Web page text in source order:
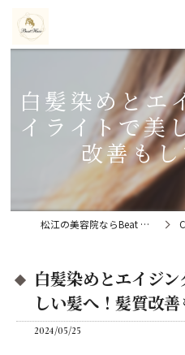
白髪染めとエ
イライトで美
改善もし
松江の美容院ならBeat Hair（ビートヘアー）髪質改善特化型サロン Column
白髪染めとエイジ
しい髪へ！髪質改善
2024/05/25